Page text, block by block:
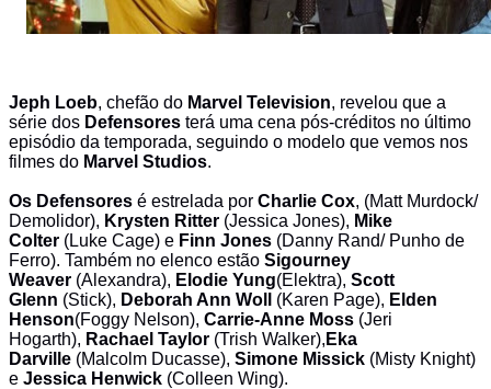
Jeph Loeb, chefão do Marvel Television, revelou que a
série dos Defensores terá uma cena pós-créditos no último
episódio da temporada, seguindo o modelo que vemos nos
filmes do Marvel Studios.
Os Defensores é estrelada por Charlie Cox, (Matt Murdock/
Demolidor), Krysten Ritter (Jessica Jones), Mike
Colter (Luke Cage) e Finn Jones (Danny Rand/ Punho de
Ferro). Também no elenco estão Sigourney
Weaver (Alexandra), Elodie Yung(Elektra), Scott
Glenn (Stick), Deborah Ann Woll (Karen Page), Elden
Henson(Foggy Nelson), Carrie-Anne Moss (Jeri
Hogarth), Rachael Taylor (Trish Walker), Eka
Darville (Malcolm Ducasse), Simone Missick (Misty Knight)
e Jessica Henwick (Colleen Wing).